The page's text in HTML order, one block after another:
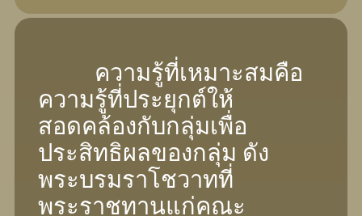
ความรู้ที่เหมาะสมคือ
ความรู้ที่ประยุกต์ให้
สอดคล้องกับกลุ่มเพื่อ
ประสิทธิผลของกลุ่ม ดัง
พระบรมราโชวาทที่
พระราชทานแก่คณะ